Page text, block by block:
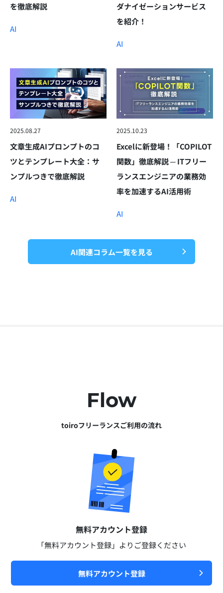
を徹底解説
AI
ダナイゼーションサービス
を紹介！
AI
2025.08.27
文章生成AIプロンプトのコ
ツとテンプレート大全：サ
ンプルつきで徹底解説
AI
2025.10.23
Excelに新登場！「COPILOT
関数」徹底解説 ─ ITフリー
ランスエンジニアの業務効
率を加速するAI活用術
AI
AI関連コラム一覧を見る
Flow
toiroフリーランスご利用の流れ
無料アカウント登録​
「無料アカウント登録」よりご登録ください​
無料アカウント登録